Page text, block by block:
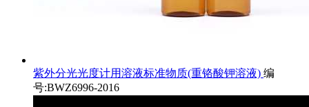
紫外分光光度计用溶液标准物质(重铬酸钾溶液) 编
号:BWZ6996-2016